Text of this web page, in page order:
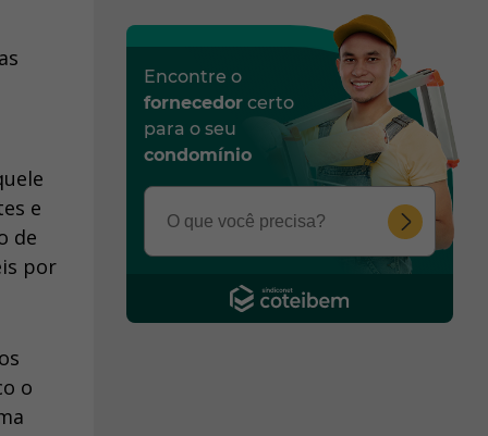
e
de
por
o
Encontre o
fornecedor certo
para o seu
condomínio